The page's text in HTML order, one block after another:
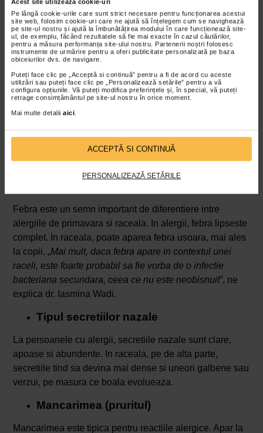
Pe lângă cookie-urile care sunt strict necesare pentru funcționarea acestui
site web, folosim cookie-uri care ne ajută să înțelegem cum se navighează
pe site-ul nostru și ajută la îmbunătățirea modului în care funcționează site-
ul, de exemplu, făcând rezultatele să fie mai exacte în cazul căutărilor,
pentru a măsura performanța site-ului nostru. Partenerii noștri folosesc
instrumente de urmărire pentru a oferi publicitate personalizată pe baza
obiceiurilor dvs. de navigare.
Puteți face clic pe „Acceptă si continuă” pentru a fi de acord cu aceste
utilizări sau puteți face clic pe „Personalizează setările” pentru a vă
configura opțiunile. Vă puteți modifica preferințele și, în special, vă puteți
retrage consimțământul pe site-ul nostru în orice moment.
Mai multe detalii aici.
ACCEPTĂ SI CONTINUĂ
PERSONALIZEAZĂ SETĂRILE
sezonului. De exemplu, ambrozia provoaca alergii
severe, incepand de obicei cu jumatatea lunii iulie si
continuand pana la sfarsitul lunii septembrie. Perioada
de polenizare maxima este de obicei in august si
septembrie. Planta infloreste si, drept urmare, elibereaza
polen in aer.
Raceala, pe de alta parte, are un debut mai lent.
Simptomele apar progresiv, in decurs de 1-3 zile dupa
infectare.
Febra este un semn important de diferentiere intre
alergiile de primavara si raceala. In alergii, febra lipseste
complet. In raceala, poate aparea febra usoara, mai ales
la copii. „Mai mult, daca febra apare in contextul unei
raceli, este foarte probabil sa fie vorba de o infectie
bacteriana secundara, ceea ce nu este neobisnuit”, ne
explica dr. Iasmina Wadi.
Tipul secretiilor nazale
La persoanele cu alergii, secretiile nazale sunt clare,
apoase si abundente. In raceala, pe de alta parte,
secretiile tind sa devina mai dense si uneori galbene sau
verzui, pe masura ce boala evolueaza.
Mancarimea (pruritul)
Mancarimea este tipica pentru reactiile alergice. Apar la